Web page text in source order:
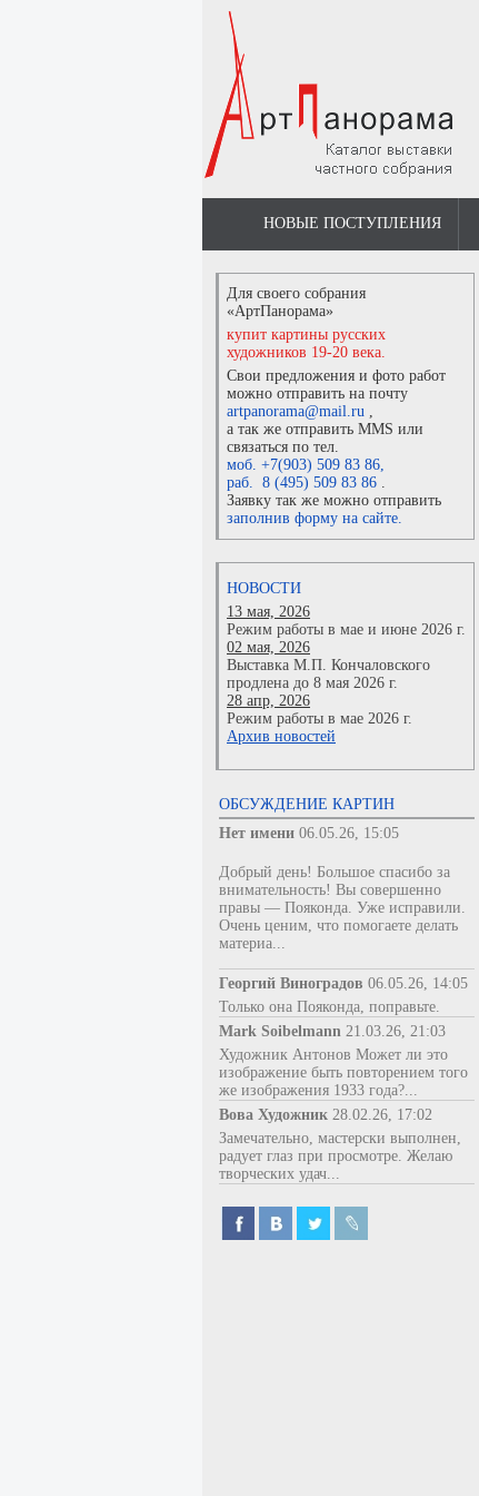
НОВЫЕ ПОСТУПЛЕНИЯ
Для своего собрания
«АртПанорама»
купит картины русских
художников 19-20 века.
Свои предложения и фото работ
можно отправить на почту
artpanorama@mail.ru ,
а так же отправить MMS или
связаться по тел.
моб. +7(903) 509 83 86,
раб. 8 (495) 509 83 86 .
Заявку так же можно отправить
заполнив форму на сайте.
НОВОСТИ
13 мая, 2026
Режим работы в мае и июне 2026 г.
02 мая, 2026
Выставка М.П. Кончаловского
продлена до 8 мая 2026 г.
28 апр, 2026
Режим работы в мае 2026 г.
Архив новостей
ОБСУЖДЕНИЕ КАРТИН
Нет имени 06.05.26, 15:05
Добрый день! Большое спасибо за
внимательность! Вы совершенно
правы — Пояконда. Уже исправили.
Очень ценим, что помогаете делать
материа...
Георгий Виноградов 06.05.26, 14:05
Только она Пояконда, поправьте.
Mark Soibelmann 21.03.26, 21:03
Художник Антонов Может ли это
изображение быть повторением того
же изображения 1933 года?...
Вова Художник 28.02.26, 17:02
Замечательно, мастерски выполнен,
радует глаз при просмотре. Желаю
творческих удач...